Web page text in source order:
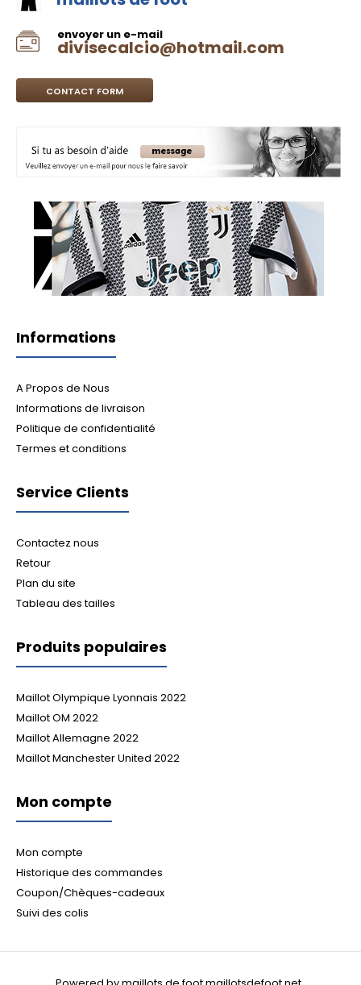
envoyer un e-mail
divisecalcio@hotmail.com
CONTACT FORM
Informations
A Propos de Nous
Informations de livraison
Politique de confidentialité
Termes et conditions
Service Clients
Contactez nous
Retour
Plan du site
Tableau des tailles
Produits populaires
Maillot Olympique Lyonnais 2022
Maillot OM 2022
Maillot Allemagne 2022
Maillot Manchester United 2022
Mon compte
Mon compte
Historique des commandes
Coupon/Chèques-cadeaux
Suivi des colis